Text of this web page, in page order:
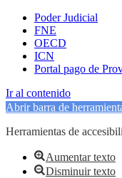
Poder Judicial
FNE
OECD
ICN
Portal pago de
Ir al contenido
Abrir barra de
Herramientas de
Aumentar texto
Disminuir texto